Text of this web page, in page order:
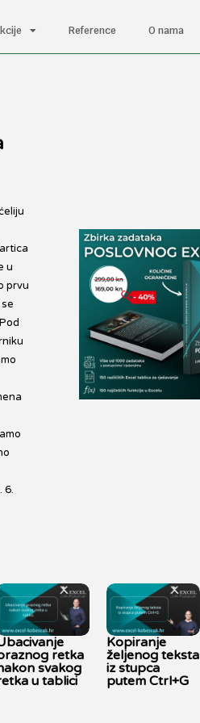
Reference O nama
u
prvu
6.
retka
svakog
u tablici
Kopiranje
željenog teksta
iz stupca
putem Ctrl+G